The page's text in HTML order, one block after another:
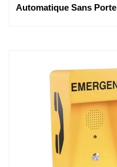
Automatique Sans Porte